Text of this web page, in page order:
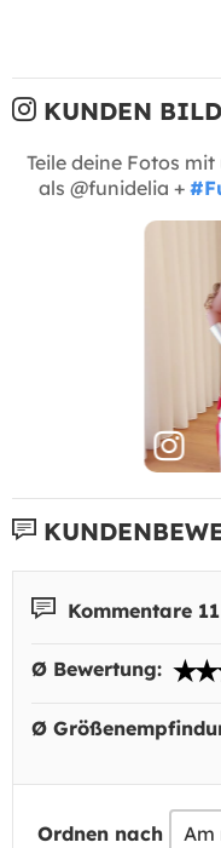
KUNDEN
Teile deine Fotos mit
als @funidelia +
Kommentare 11
Ø Bewertung:
Ø
Ordnen nach